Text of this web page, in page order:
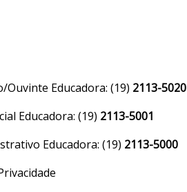
Ouvinte Educadora: (19) 2113-5020
Educadora: (19) 2113-5001
Educadora: (19) 2113-5000